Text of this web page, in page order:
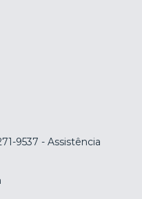
9537 - Assistência